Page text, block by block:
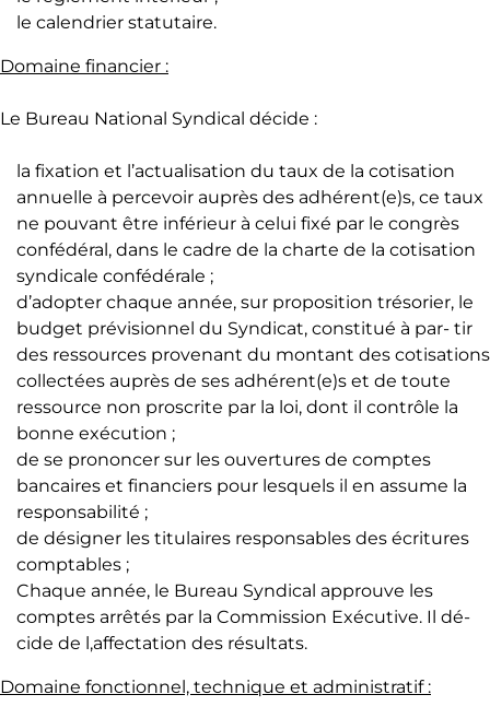
le calendrier statutaire.
Domaine financier :
Le Bureau National Syndical décide :
la fixation et l’actualisation du taux de la cotisation
annuelle à percevoir auprès des adhérent(e)s, ce taux
ne pouvant être inférieur à celui fixé par le congrès
confédéral, dans le cadre de la charte de la cotisation
syndicale confédérale ;
d’adopter chaque année, sur proposition trésorier, le
budget prévisionnel du Syndicat, constitué à par- tir
des ressources provenant du montant des cotisations
collectées auprès de ses adhérent(e)s et de toute
ressource non proscrite par la loi, dont il contrôle la
bonne exécution ;
de se prononcer sur les ouvertures de comptes
bancaires et financiers pour lesquels il en assume la
responsabilité ;
de désigner les titulaires responsables des écritures
comptables ;
Chaque année, le Bureau Syndical approuve les
comptes arrêtés par la Commission Exécutive. Il dé-
cide de l,affectation des résultats.
Domaine fonctionnel, technique et administratif :